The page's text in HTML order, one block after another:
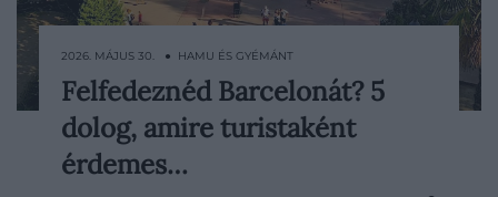
Barcelona évtizedek óta töretlenül
népszerű az utazók körében, ennek
azonban megvan az ára. A katalán
2026. MÁJUS 30. ● HAMU ÉS GYÉMÁNT
Felfedeznéd Barcelonát? 5
dolog, amire turistaként
érdemes…